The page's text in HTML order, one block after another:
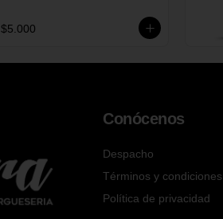
$5.000
Conócenos
Despacho
Términos y condiciones
Política de privacidad